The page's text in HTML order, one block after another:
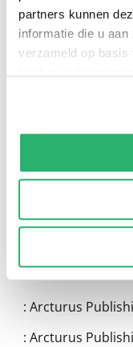
partners kunnen
informatie die u
verzameld op basis
kunnen ontvangen
: Arcturus
: Arcturus